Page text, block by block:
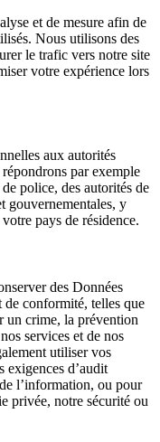
et de mesure afin de
Nous utilisons des
le trafic vers notre site
votre expérience lors
aux autorités
par exemple
police, des autorités de
gouvernementales, y
pays de résidence.
des Données
de conformité, telles que
un crime, la prévention
services et de nos
utiliser vos
exigences d’audit
l’information, ou pour
privée, notre sécurité ou